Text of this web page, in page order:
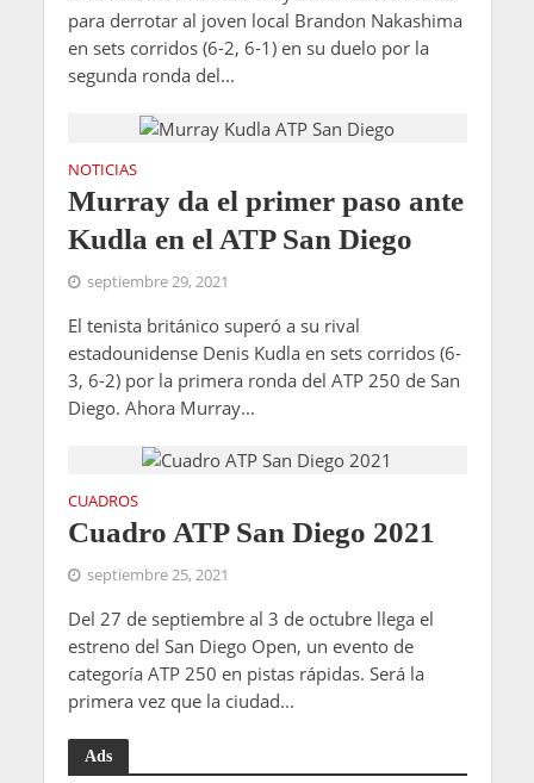
para derrotar al joven local Brandon Nakashima
en sets corridos (6-2, 6-1) en su duelo por la
segunda ronda del...
NOTICIAS
Murray da el primer paso ante
Kudla en el ATP San Diego
septiembre 29, 2021
El tenista británico superó a su rival
estadounidense Denis Kudla en sets corridos (6-
3, 6-2) por la primera ronda del ATP 250 de San
Diego. Ahora Murray...
CUADROS
Cuadro ATP San Diego 2021
septiembre 25, 2021
Del 27 de septiembre al 3 de octubre llega el
estreno del San Diego Open, un evento de
categoría ATP 250 en pistas rápidas. Será la
primera vez que la ciudad...
Ads